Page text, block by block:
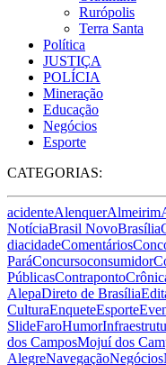
Rurópolis
Terra Santa
Política
JUSTIÇA
POLÍCIA
Mineração
Educação
Negócios
Esporte
CATEGORIAS:
acidenteAlenquerAlmeirim
NotíciaBrasil NovoBrasília
diacidadeComentários
ParáConcursoconsumidor
PúblicasContraponto
AlepaDireto de Brasília
CulturaEnqueteEsporte
SlideFaroHumor
dos CamposMojuí dos
AlegreNavegaçãoNegócios